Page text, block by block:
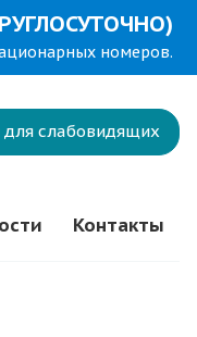
номеров.
для слабовидящих
Контакты